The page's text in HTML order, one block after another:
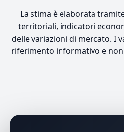
La stima è elaborata
territoriali, indicatori
delle variazioni di mercato. I
riferimento informativo e